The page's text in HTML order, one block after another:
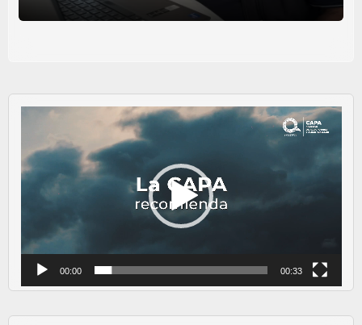
Reproductor
vídeo
00:00 00:33